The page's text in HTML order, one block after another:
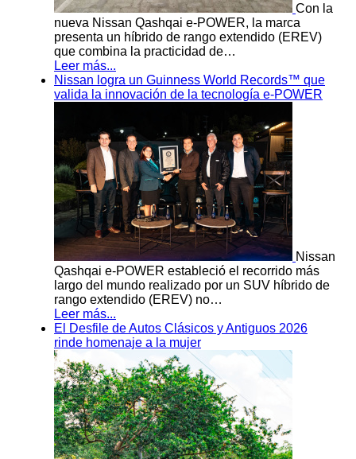
Con la
nueva Nissan Qashqai e-POWER, la marca
presenta un híbrido de rango extendido (EREV)
que combina la practicidad de…
Leer más...
Nissan logra un Guinness World Records™ que
valida la innovación de la tecnología e-POWER
Nissan
Qashqai e-POWER estableció el recorrido más
largo del mundo realizado por un SUV híbrido de
rango extendido (EREV) no…
Leer más...
El Desfile de Autos Clásicos y Antiguos 2026
rinde homenaje a la mujer